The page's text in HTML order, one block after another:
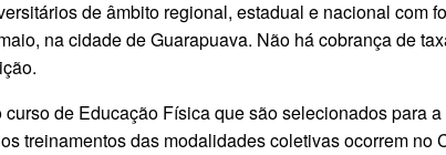
de âmbito regional, estadual e nacional com
na cidade de Guarapuava. Não há cobrança de
de Educação Física que são selecionados para
treinamentos das modalidades coletivas ocorrem